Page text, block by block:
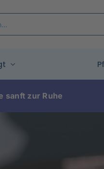
sanft zur Ruhe